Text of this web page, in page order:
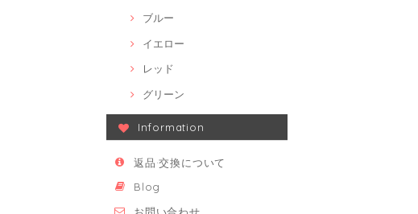
ブルー
イエロー
レッド
グリーン
Information
返品·交換について
Blog